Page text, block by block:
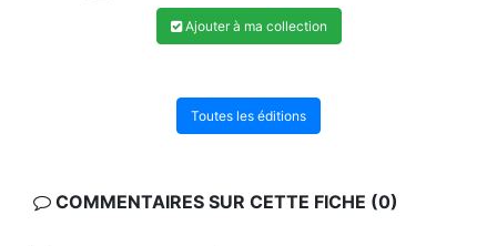
Ajouter à ma collection
Toutes les éditions
COMMENTAIRES SUR CETTE FICHE (0)